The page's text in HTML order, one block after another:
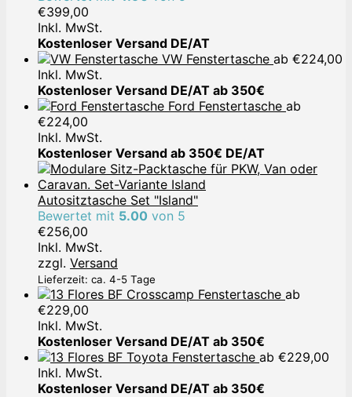
€399,00
Inkl. MwSt.
Kostenloser Versand DE/AT
VW Fenstertasche ab €224,00
Inkl. MwSt.
Kostenloser Versand DE/AT ab 350€
Ford Fenstertasche ab
€224,00
Inkl. MwSt.
Kostenloser Versand ab 350€ DE/AT
Autositztasche Set "Island"
Bewertet mit 5.00 von 5
€256,00
Inkl. MwSt.
zzgl. Versand
Lieferzeit: ca. 4-5 Tage
Crosscamp Fenstertasche ab
€229,00
Inkl. MwSt.
Kostenloser Versand DE/AT ab 350€
Toyota Fenstertasche ab €229,00
Inkl. MwSt.
Kostenloser Versand DE/AT ab 350€